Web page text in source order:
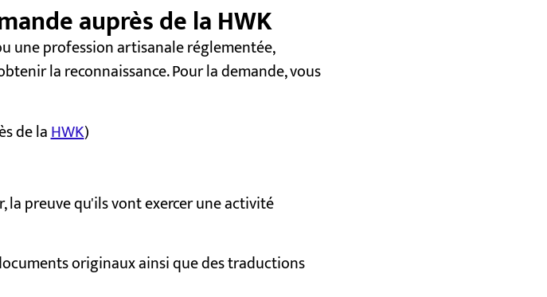
auprès de la HWK
une profession artisanale réglementée,
la reconnaissance. Pour la demande, vous
de laHWK)
preuve qu'ils vont exercer une activité
originaux ainsi que des traductions